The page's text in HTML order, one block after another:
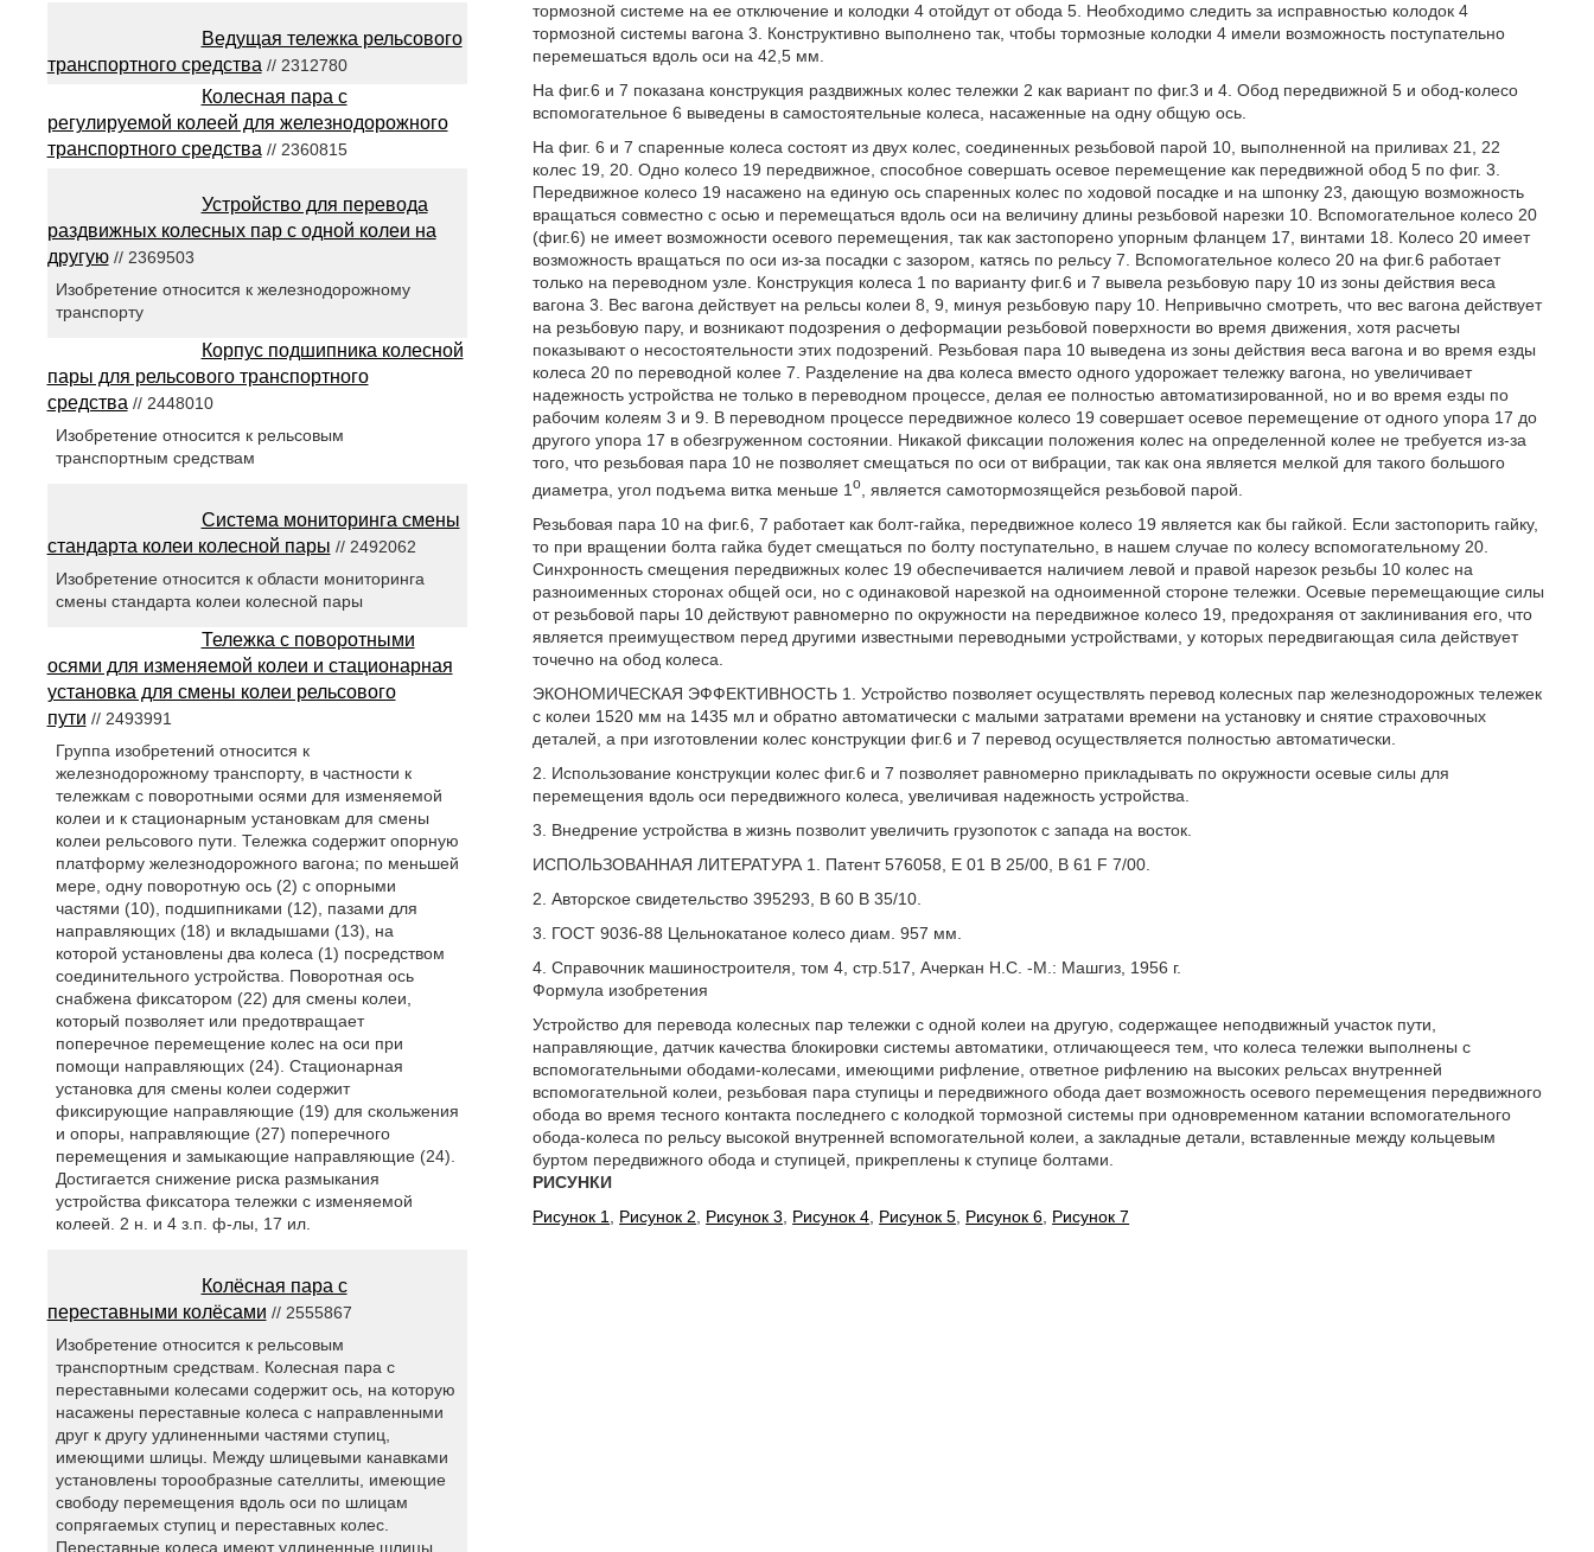
тормозной системе на ее отключение и колодки 4 отойдут от обода 5. Необходимо следить за исправностью колодок 4
тормозной системы вагона 3. Конструктивно выполнено так, чтобы тормозные колодки 4 имели возможность поступательно
перемешаться вдоль оси на 42,5 мм.
На фиг.6 и 7 показана конструкция раздвижных колес тележки 2 как вариант по фиг.3 и 4. Обод передвижной 5 и обод-колесо
вспомогательное 6 выведены в самостоятельные колеса, насаженные на одну общую ось.
На фиг. 6 и 7 спаренные колеса состоят из двух колес, соединенных резьбовой парой 10, выполненной на приливах 21, 22
колес 19, 20. Одно колесо 19 передвижное, способное совершать осевое перемещение как передвижной обод 5 по фиг. 3.
Передвижное колесо 19 насажено на единую ось спаренных колес по ходовой посадке и на шпонку 23, дающую возможность
вращаться совместно с осью и перемещаться вдоль оси на величину длины резьбовой нарезки 10. Вспомогательное колесо 20
(фиг.6) не имеет возможности осевого перемещения, так как застопорено упорным фланцем 17, винтами 18. Колесо 20 имеет
возможность вращаться по оси из-за посадки с зазором, катясь по рельсу 7. Вспомогательное колесо 20 на фиг.6 работает
только на переводном узле. Конструкция колеса 1 по варианту фиг.6 и 7 вывела резьбовую пару 10 из зоны действия веса
вагона 3. Вес вагона действует на рельсы колеи 8, 9, минуя резьбовую пару 10. Непривычно смотреть, что вес вагона действует
на резьбовую пару, и возникают подозрения о деформации резьбовой поверхности во время движения, хотя расчеты
показывают о несостоятельности этих подозрений. Резьбовая пара 10 выведена из зоны действия веса вагона и во время езды
колеса 20 по переводной колее 7. Разделение на два колеса вместо одного удорожает тележку вагона, но увеличивает
надежность устройства не только в переводном процессе, делая ее полностью автоматизированной, но и во время езды по
рабочим колеям 3 и 9. В переводном процессе передвижное колесо 19 совершает осевое перемещение от одного упора 17 до
другого упора 17 в обезгруженном состоянии. Никакой фиксации положения колес на определенной колее не требуется из-за
того, что резьбовая пара 10 не позволяет смещаться по оси от вибрации, так как она является мелкой для такого большого
диаметра, угол подъема витка меньше 1o
, является самотормозящейся резьбовой парой.
Резьбовая пара 10 на фиг.6, 7 работает как болт-гайка, передвижное колесо 19 является как бы гайкой. Если застопорить гайку,
то при вращении болта гайка будет смещаться по болту поступательно, в нашем случае по колесу вспомогательному 20.
Синхронность смещения передвижных колес 19 обеспечивается наличием левой и правой нарезок резьбы 10 колес на
разноименных сторонах общей оси, но с одинаковой нарезкой на одноименной стороне тележки. Осевые перемещающие силы
от резьбовой пары 10 действуют равномерно по окружности на передвижное колесо 19, предохраняя от заклинивания его, что
является преимуществом перед другими известными переводными устройствами, у которых передвигающая сила действует
точечно на обод колеса.
ЭКОНОМИЧЕСКАЯ ЭФФЕКТИВНОСТЬ 1. Устройство позволяет осуществлять перевод колесных пар железнодорожных тележек
с колеи 1520 мм на 1435 мл и обратно автоматически с малыми затратами времени на установку и снятие страховочных
деталей, а при изготовлении колес конструкции фиг.6 и 7 перевод осуществляется полностью автоматически.
2. Использование конструкции колес фиг.6 и 7 позволяет равномерно прикладывать по окружности осевые силы для
перемещения вдоль оси передвижного колеса, увеличивая надежность устройства.
3. Внедрение устройства в жизнь позволит увеличить грузопоток с запада на восток.
ИСПОЛЬЗОВАННАЯ ЛИТЕРАТУРА 1. Патент 576058, E 01 В 25/00, B 61 F 7/00.
2. Авторское свидетельство 395293, В 60 В 35/10.
3. ГОСТ 9036-88 Цельнокатаное колесо диам. 957 мм.
4. Справочник машиностроителя, том 4, стр.517, Ачеркан Н.С. -М.: Машгиз, 1956 г.
Формула изобретения
Устройство для перевода колесных пар тележки с одной колеи на другую, содержащее неподвижный участок пути,
направляющие, датчик качества блокировки системы автоматики, отличающееся тем, что колеса тележки выполнены с
вспомогательными ободами-колесами, имеющими рифление, ответное рифлению на высоких рельсах внутренней
вспомогательной колеи, резьбовая пара ступицы и передвижного обода дает возможность осевого перемещения передвижного
обода во время тесного контакта последнего с колодкой тормозной системы при одновременном катании вспомогательного
обода-колеса по рельсу высокой внутренней вспомогательной колеи, а закладные детали, вставленные между кольцевым
буртом передвижного обода и ступицей, прикреплены к ступице болтами.
РИСУНКИ
Рисунок 1
Рисунок 2 Рисунок 3 Рисунок 4 Рисунок 5 Рисунок 6 Рисунок 7
Ведущая тележка рельсового
транспортного средства // 2312780
Колесная пара с
регулируемой колеей для железнодорожного
транспортного средства // 2360815
Устройство для перевода
раздвижных колесных пар с одной колеи на
другую// 2369503
Изобретение относится к железнодорожному
транспорту
Корпус подшипника колесной
пары для рельсового транспортного
средства // 2448010
Изобретение относится к рельсовым
транспортным средствам
Система мониторинга смены
стандарта колеи колесной пары // 2492062
Изобретение относится к области мониторинга
смены стандарта колеи колесной пары
Тележка с поворотными
осями для изменяемой колеи и стационарная
установка для смены колеи рельсового
пути // 2493991
Группа изобретений относится к
железнодорожному транспорту, в частности к
тележкам с поворотными осями для изменяемой
колеи и к стационарным установкам для смены
колеи рельсового пути. Тележка содержит опорную
платформу железнодорожного вагона; по меньшей
мере, одну поворотную ось (2) с опорными
частями (10), подшипниками (12), пазами для
направляющих (18) и вкладышами (13), на
которой установлены два колеса (1) посредством
соединительного устройства. Поворотная ось
снабжена фиксатором (22) для смены колеи,
который позволяет или предотвращает
поперечное перемещение колес на оси при
помощи направляющих (24). Стационарная
установка для смены колеи содержит
фиксирующие направляющие (19) для скольжения
и опоры, направляющие (27) поперечного
перемещения и замыкающие направляющие (24).
Достигается снижение риска размыкания
устройства фиксатора тележки с изменяемой
колеей. 2 н. и 4 з.п. ф-лы, 17 ил.
Колёсная пара с
переставными колёсами // 2555867
Изобретение относится к рельсовым
транспортным средствам. Колесная пара с
переставными колесами содержит ось, на которую
насажены переставные колеса с направленными
друг к другу удлиненными частями ступиц,
имеющими шлицы. Между шлицевыми канавками
установлены торообразные сателлиты, имеющие
свободу перемещения вдоль оси по шлицам
сопрягаемых ступиц и переставных колес.
Переставные колеса имеют удлиненные шлицы.